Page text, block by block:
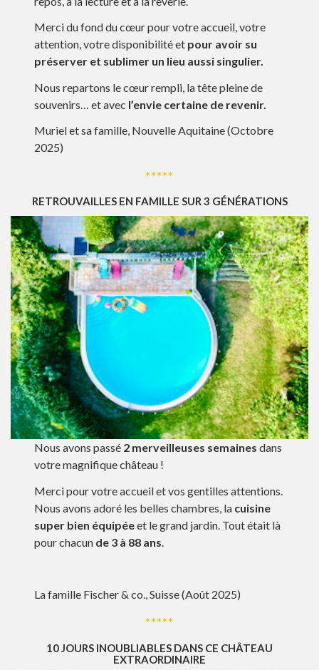
Merci du fond du cœur pour votre accueil, votre
attention, votre disponibilité et pour avoir su
préserver et sublimer un lieu aussi singulier.
Nous repartons le cœur rempli, la tête pleine de
souvenirs… et avec l’envie certaine de revenir.
Muriel et sa famille, Nouvelle Aquitaine (Octobre
2025)
*****
RETROUVAILLES EN FAMILLE SUR 3 GÉNÉRATIONS
Nous avons passé 2 merveilleuses semaines dans
votre magnifique château !
Merci pour votre accueil et vos gentilles attentions.
Nous avons adoré les belles chambres, la cuisine
super bien équipéeet le grand jardin. Tout était là
pour chacun de 3 à 88 ans.
La famille Fischer & co., Suisse (Août 2025)
*****
10 JOURS INOUBLIABLES DANS CE CHÂTEAU
EXTRAORDINAIRE